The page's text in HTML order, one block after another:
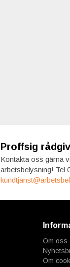
Proffsig
Kontakta oss gärna
arbetsbelysning! Tel
Om oss
Om